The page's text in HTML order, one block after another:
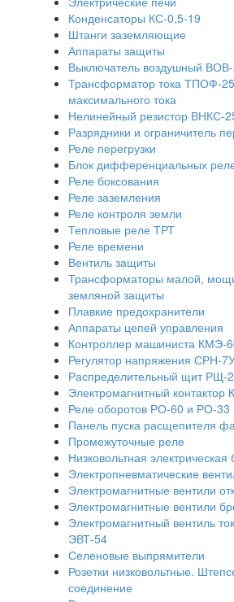
Конденсаторы КС-0,5-19
Штанги заземляющие
Аппараты защиты
Выключатель воздушный
Трансформатор тока ТПОФ-
максимального тока
Нелинейный резистор ВНКС-
Разрядники и ограничитель
Реле перегрузки
Блок дифференциальных
Реле боксования
Реле заземления
Реле контроля земли
Тепловые реле ТРТ
Реле времени
Вентиль защиты
Трансформаторы малой,
земляной защиты
Плавкие предохранители
Аппараты цепей управления
Контроллер машиниста КМЭ-
Регулятор напряжения СРН-
Распределительный щит РЩ-
Электромагнитный контактор
Реле оборотов РО-60 и РО-33
Панель пуска расщепителя
Промежуточные реле
Низковольтная электрическая
Электропневматические
Электромагнитные вентили
Электромагнитные вентили
Электромагнитный вентиль
ЭВТ-54
Селеновые выпрямители
Розетки низковольтные.
соединение